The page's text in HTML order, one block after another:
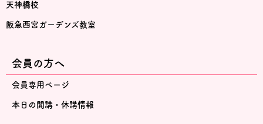
天神橋校
阪急西宮ガーデンズ教室
会員の方へ
会員専用ページ
本日の開講・休講情報